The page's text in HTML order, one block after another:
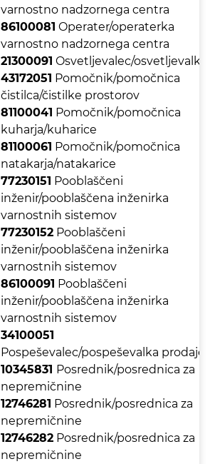
varnostno nadzornega centra
86100081 Operater/operaterka
varnostno nadzornega centra
21300091 Osvetljevalec/osvetljevalka
43172051 Pomočnik/pomočnica
čistilca/čistilke prostorov
81100041 Pomočnik/pomočnica
kuharja/kuharice
81100061 Pomočnik/pomočnica
natakarja/natakarice
77230151 Pooblaščeni
inženir/pooblaščena inženirka
varnostnih sistemov
77230152 Pooblaščeni
inženir/pooblaščena inženirka
varnostnih sistemov
86100091 Pooblaščeni
inženir/pooblaščena inženirka
varnostnih sistemov
34100051
Pospeševalec/pospeševalka prodaje
10345831 Posrednik/posrednica za
nepremičnine
12746281 Posrednik/posrednica za
nepremičnine
12746282 Posrednik/posrednica za
nepremičnine